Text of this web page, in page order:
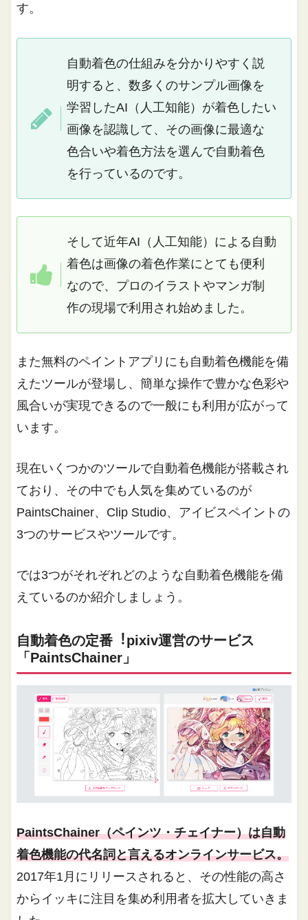
す。
自動着色の仕組みを分かりやすく説
明すると、数多くのサンプル画像を
学習したAI（人工知能）が着色したい
画像を認識して、その画像に最適な
色合いや着色方法を選んで自動着色
を行っているのです。
そして近年AI（人工知能）による自動
着色は画像の着色作業にとても便利
なので、プロのイラストやマンガ制
作の現場で利用され始めました。
また無料のペイントアプリにも自動着色機能を備
えたツールが登場し、簡単な操作で豊かな色彩や
風合いが実現できるので一般にも利用が広がって
います。
現在いくつかのツールで自動着色機能が搭載され
ており、その中でも人気を集めているのが
PaintsChainer、Clip Studio、アイビスペイントの
3つのサービスやツールです。
では3つがそれぞれどのような自動着色機能を備
えているのか紹介しましょう。
⾃動着⾊の定番︕pixiv運営のサービス
「PaintsChainer」
PaintsChainer（ペインツ・チェイナー）は自動
着色機能の代名詞と言えるオンラインサービス。
2017年1月にリリースされると、その性能の高さ
からイッキに注目を集め利用者を拡大していきま